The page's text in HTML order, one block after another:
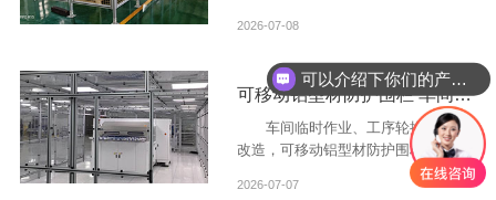
2026-07-08
可移动铝型材防护围栏 车间临时分区隔离防护栏
车间临时作业、工序轮换、场地
改造，可移动铝型材防护围栏实用性
2026-07-07
可以介绍下你们的产品么？